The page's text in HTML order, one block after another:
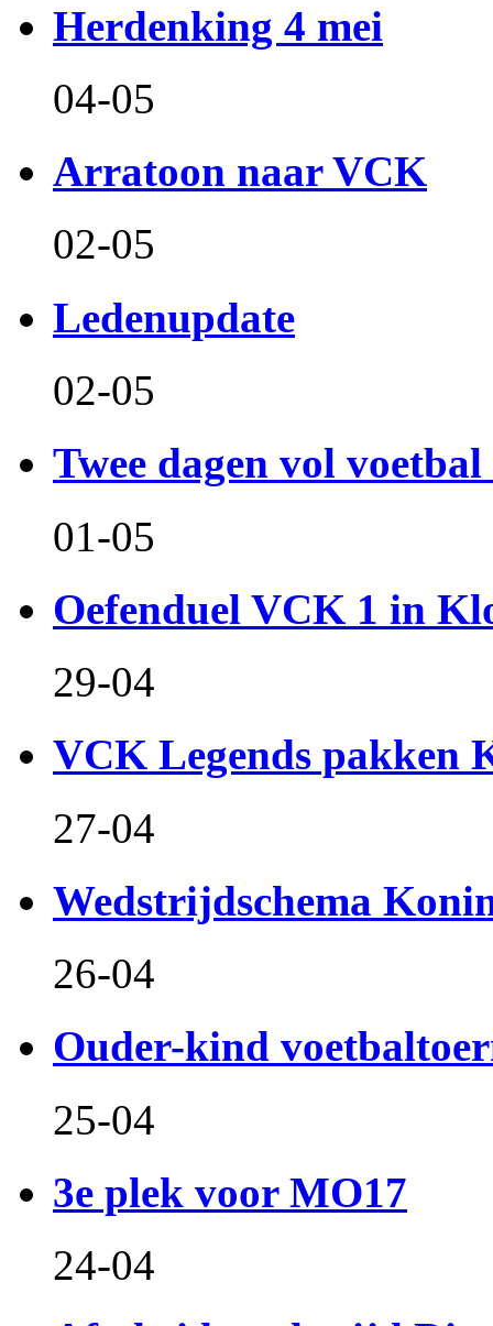
Herdenking 4 mei
04-05
Arratoon naar VCK
02-05
Ledenupdate
02-05
Twee dagen vol
01-05
Oefenduel VCK 1 in
29-04
VCK Legends pakken
27-04
Wedstrijdschema
26-04
Ouder-kind
25-04
3e plek voor MO17
24-04